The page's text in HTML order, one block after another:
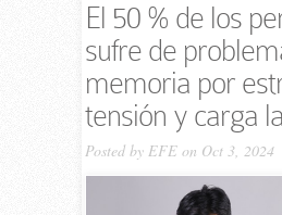
El 50 % de los
sufre de
memoria por
tensión y carga
Posted by EFEon Oct 3, 2024